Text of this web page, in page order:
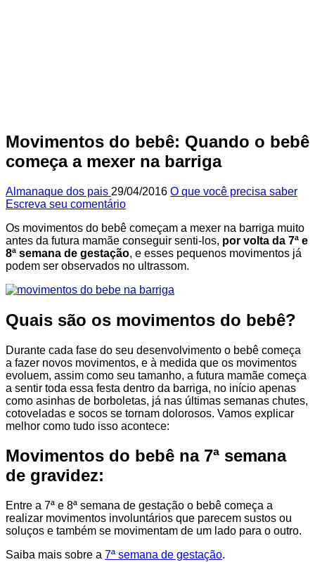
Movimentos do bebê: Quando o bebê
começa a mexer na barriga
Almanaque dos pais 29/04/2016 O que você precisa saber
Escreva seu comentário
Os movimentos do bebê começam a mexer na barriga muito
antes da futura mamãe conseguir senti-los, por volta da 7ª e
8ª semana de gestação, e esses pequenos movimentos já
podem ser observados no ultrassom.
Quais são os movimentos do bebê?
Durante cada fase do seu desenvolvimento o bebê começa
a fazer novos movimentos, e à medida que os movimentos
evoluem, assim como seu tamanho, a futura mamãe começa
a sentir toda essa festa dentro da barriga, no início apenas
como asinhas de borboletas, já nas últimas semanas chutes,
cotoveladas e socos se tornam dolorosos. Vamos explicar
melhor como tudo isso acontece:
Movimentos do bebê na 7ª semana
de gravidez:
Entre a 7ª e 8ª semana de gestação o bebê começa a
realizar movimentos involuntários que parecem sustos ou
soluços e também se movimentam de um lado para o outro.
Saiba mais sobre a 7ª semana de gestação.